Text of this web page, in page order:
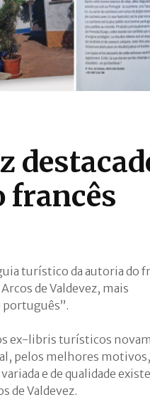
francês
turístico da autoria do
de Valdevez, mais
ex-libris turísticos
pelos melhores motivos,
e de qualidade
de Valdevez.